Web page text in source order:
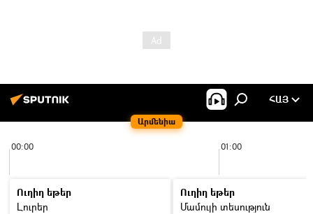
Արմենիա
ՀԱՅ
00:00 01:00
Ուղիղ եթեր
Լուրեր
Ուղիղ եթեր
Մամուլի տեսություն